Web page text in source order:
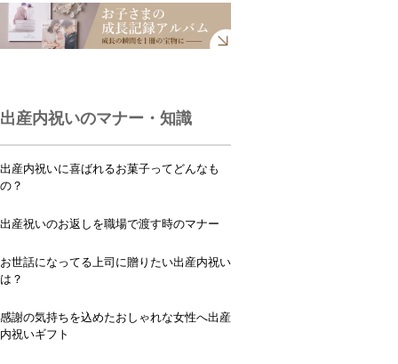
出産内祝いのマナー・知識
出産内祝いに喜ばれるお菓子ってどんなも
の？
出産祝いのお返しを職場で渡す時のマナー
お世話になってる上司に贈りたい出産内祝い
は？
感謝の気持ちを込めたおしゃれな女性へ出産
内祝いギフト